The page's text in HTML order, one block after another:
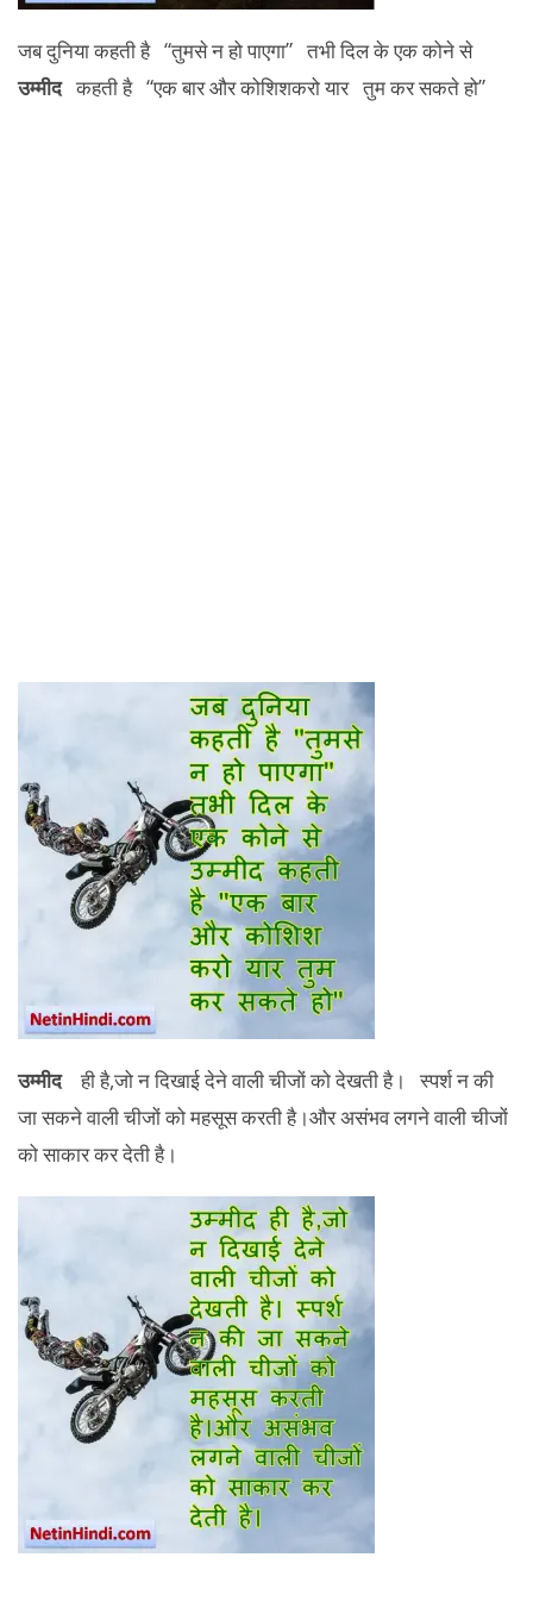
जब दुनिया कहती है “तुमसे न हो पाएगा” तभी दिल के एक कोने से
उम्मीदकहती है “एक बार और कोशिशकरो यार तुम कर सकते हो”
उम्मीद
ही है,जो न दिखाई देने वाली चीजों को देखती है। स्पर्श न की
जा सकने वाली चीजों को महसूस करती है।और असंभव लगने वाली चीजों
को साकार कर देती है।